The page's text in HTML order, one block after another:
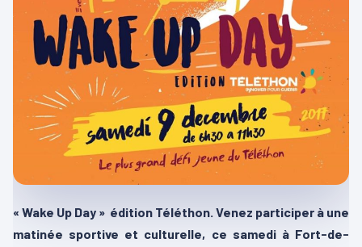
« Wake Up Day » édition Téléthon. Venez participer à une
matinée sportive et culturelle, ce samedi à Fort-de-